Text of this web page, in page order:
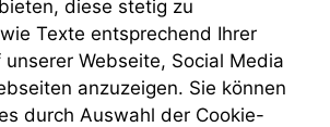
diese stetig zu
Texte entsprechend Ihrer
Webseite, Social Media
anzuzeigen. Sie können
durch Auswahl der Cookie-